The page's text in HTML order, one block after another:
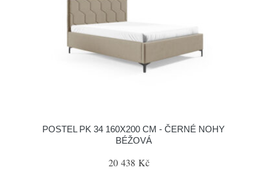
POSTEL PK 34 160X200 CM - ČERNÉ NOHY
BÉŽOVÁ
20 438 Kč